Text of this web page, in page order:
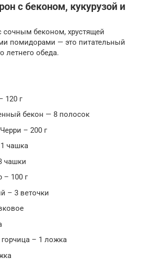
с беконом, кукурузой и
сочным беконом, хрустящей
помидорами — это питательный
летнего обеда.
120 г
бекон — 8 полосок
– 200 г
чашка
чашки
– 100 г
– 3 веточки
– 1 ложка